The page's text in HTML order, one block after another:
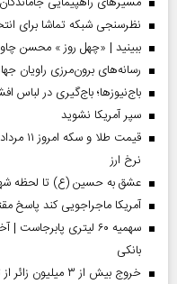
نظرسنجی شبکه تماشا برای
ببینید | «چهل روز » محسن
رسانه‌های برون‌مرزی راویان
باج‌نیوزها؛ باج‌گیری در لباس
سپر آمریکا نشوید
نرخ ارز
عشق به حسین (ع) تا لحظه
آمریکا ماجراجویی کند پاسخ
سهمیه ۶۰ لیتری
بانکی
خروج بیش از ۳ میلیون زائر از تمام مرز‌های کشور